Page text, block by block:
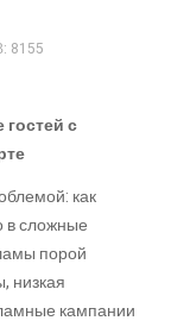
8155
с
как
в сложные
порой
низкая
кампании